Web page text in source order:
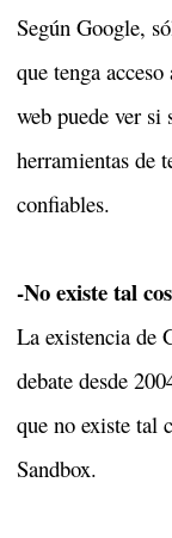
Según Google,
que tenga
web puede ver si
herramientas de
confiables.
-No existe tal
La existencia de
debate desde
que no existe tal
Sandbox.